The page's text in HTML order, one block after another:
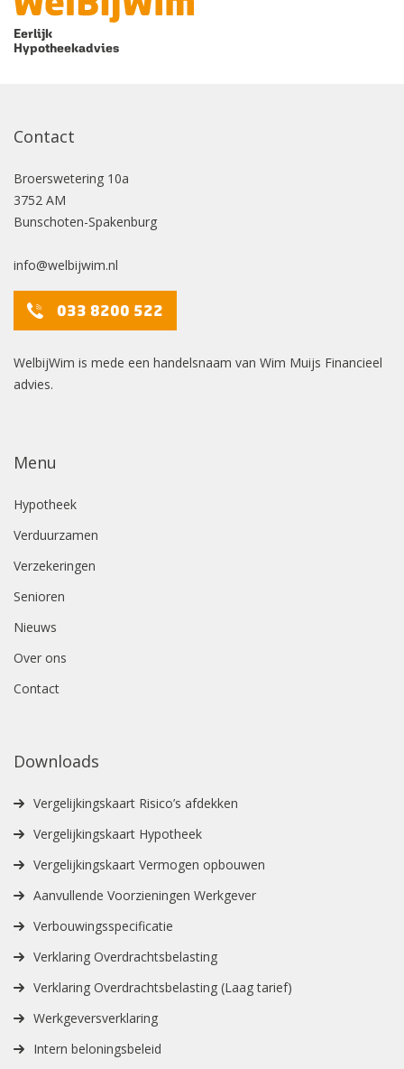
Eerlijk
Hypotheekadvies
Contact
Broerswetering 10a
3752 AM
Bunschoten-Spakenburg
info@welbijwim.nl
033 8200 522
WelbijWim is mede een handelsnaam van Wim Muijs Financieel
advies.
Menu
Hypotheek
Verduurzamen
Verzekeringen
Senioren
Nieuws
Over ons
Contact
Downloads
Vergelijkingskaart Risico’s afdekken
Vergelijkingskaart Hypotheek
Vergelijkingskaart Vermogen opbouwen
Aanvullende Voorzieningen Werkgever
Verbouwingsspecificatie
Verklaring Overdrachtsbelasting
Verklaring Overdrachtsbelasting (Laag tarief)
Werkgeversverklaring
Intern beloningsbeleid